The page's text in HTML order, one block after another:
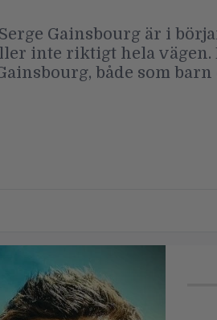
Gainsbourg är i
inte riktigt hela vägen.
både som